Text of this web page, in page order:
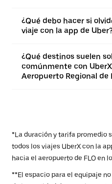
¿Qué debo hacer si
viaje con la app de
¿Qué destinos suelen
comúnmente con
Aeropuerto Regional de
*La duración y tarifa promedio
todos los viajes UberX con la
hacia el aeropuerto de FLO en
**El espacio para el equipaje